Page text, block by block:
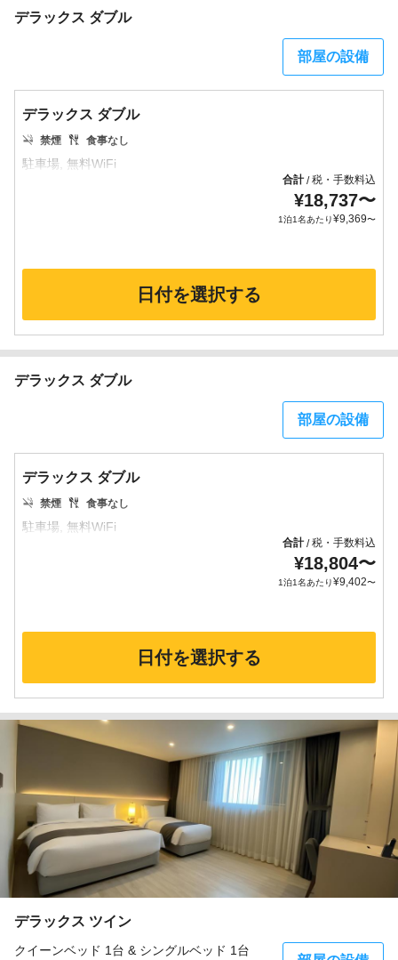
デラックス ダブル
部屋の設備
デラックス ダブル
禁煙 食事なし
合計/税・手数料込
¥18,737〜
1泊1名あたり¥9,369〜
日付を選択する
デラックス ダブル
部屋の設備
デラックス ダブル
禁煙 食事なし
合計/税・手数料込
¥18,804〜
1泊1名あたり¥9,402〜
日付を選択する
デラックス ツイン
クイーンベッド 1台 & シングルベッド 1台